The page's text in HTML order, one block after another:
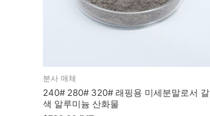
분사 매체
240# 280# 320# 래핑용 미세분말로서 갈
색 알루미늄 산화물